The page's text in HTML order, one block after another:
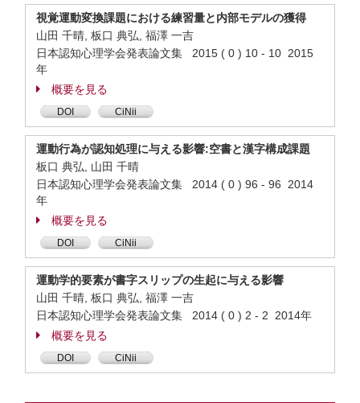
視覚運動変換課題における練習量と内部モデルの獲得
山田 千晴, 板口 典弘, 福澤 一吉
日本認知心理学会発表論文集 2015 ( 0 ) 10 - 10 2015
年
概要を見る
DOI CiNii
運動行為が認知処理に与える影響:空書と漢字構成課題
板口 典弘, 山田 千晴
日本認知心理学会発表論文集 2014 ( 0 ) 96 - 96 2014
年
概要を見る
DOI CiNii
運動学的要素が書字スリップの生起に与える影響
山田 千晴, 板口 典弘, 福澤 一吉
日本認知心理学会発表論文集 2014 ( 0 ) 2 - 2 2014年
概要を見る
DOI CiNii